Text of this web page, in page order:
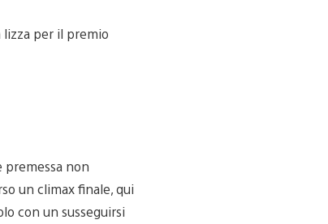
per il premio
premessa non
un climax finale, qui
con un susseguirsi